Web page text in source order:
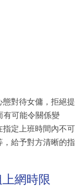
對待女傭，拒絕提
有可能令關係變
指定上班時間內不可
給予對方清晰的指
網時限